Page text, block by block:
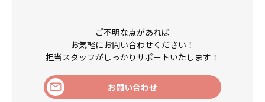
ご不明な点があれば
お気軽にお問い合わせください！
担当スタッフがしっかりサポートいたします！
お問い合わせ